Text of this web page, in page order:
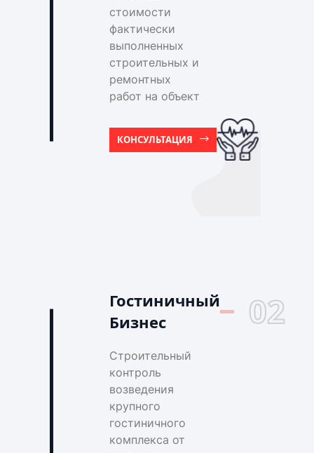
стоимости
фактически
выполненных
строительных и
ремонтных
работ на объект
КОНСУЛЬТАЦИЯ
Гостиничный
Бизнес
02
Строительный
контроль
возведения
крупного
гостиничного
комплекса от